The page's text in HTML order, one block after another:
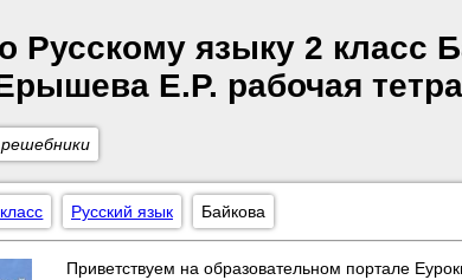
Русскому языку 2 класс
Е.Р. рабочая
Русский язык Байкова
Приветствуем на образовательном портале